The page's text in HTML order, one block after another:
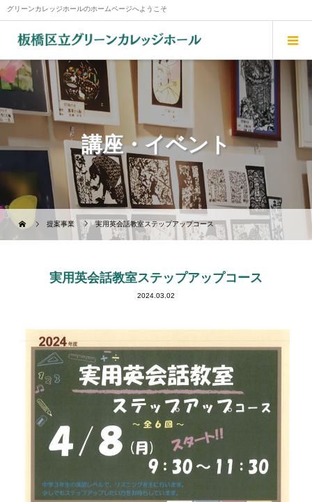
グリーンカレッジホールのホームページへようこそ
講座・イベント
提案事業 実用英会話教室ステップアップコース
実用英会話教室ステップアップコース
2024.03.02